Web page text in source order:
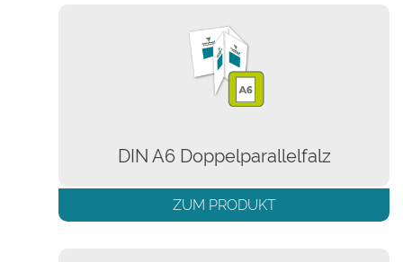
DIN A6 Doppelparallelfalz
ZUM PRODUKT